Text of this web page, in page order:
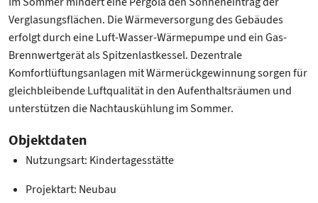
Verglasungsflächen. Die Wärmeversorgung des Gebäudes
erfolgt durch eine Luft-Wasser-Wärmepumpe und ein Gas-
Brennwertgerät als Spitzenlastkessel. Dezentrale
Komfortlüftungsanlagen mit Wärmerückgewinnung sorgen für
gleichbleibende Luftqualität in den Aufenthaltsräumen und
unterstützen die Nachtauskühlung im Sommer.
Objektdaten
Nutzungsart: Kindertagesstätte
Projektart: Neubau